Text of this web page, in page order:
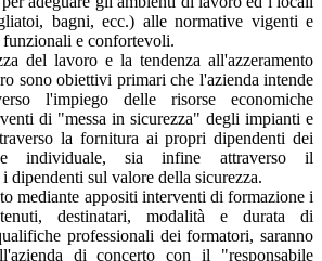
bagni, ecc.) alle normative vigenti e
e confortevoli.
del lavoro e la tendenza all'azzeramento
sono obiettivi primari che l'azienda intende
l'impiego delle risorse economiche
di "messa in sicurezza" degli impianti e
la fornitura ai propri dipendenti dei
individuale, sia infine attraverso il
dipendenti sul valore della sicurezza.
mediante appositi interventi di formazione i
destinatari, modalità e durata di
professionali dei formatori, saranno
di concerto con il "responsabile